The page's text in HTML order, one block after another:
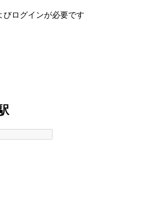
びログインが必要です